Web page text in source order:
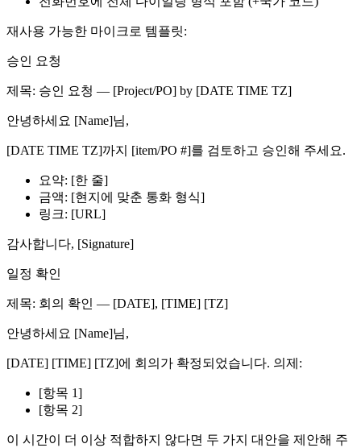
재사용 가능한 마이크로 템플릿:
승인 요청
제목: 승인 요청 — [Project/PO] by [DATE TIME TZ]
안녕하세요 [Name]님,
[DATE TIME TZ]까지 [item/PO #]를 검토하고 승인해 주세요.
요약: [한 줄]
금액: [현지에 맞춘 통화 형식]
링크: [URL]
감사합니다, [Signature]
일정 확인
제목: 회의 확인 — [DATE], [TIME] [TZ]
안녕하세요 [Name]님,
[DATE] [TIME] [TZ]에 회의가 확정되었습니다. 의제:
[항목 1]
[항목 2]
이 시간이 더 이상 적합하지 않다면 두 가지 대안을 제안해 주